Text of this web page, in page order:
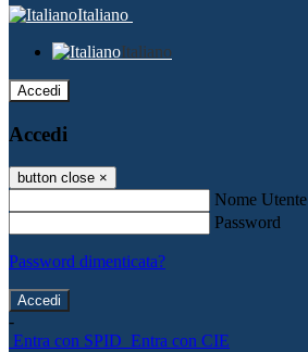
Italiano
Italiano
Accedi
Accedi
button close ×
Nome Utente
Password
Password dimenticata?
-
Entra con SPID Entra con CIE